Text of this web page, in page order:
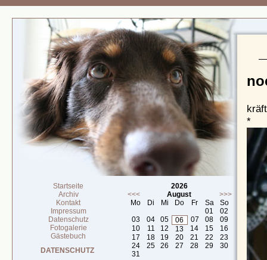
Startseite
Archiv
Kontakt
Impressum
Datenschutz
Fotogalerie
Gästebuch
DATENSCHUTZ
2026
<<<
August
>>>
Mo
Di Mi Do Fr Sa
So
01
02
03
04 05 06 07 08
09
10
11 12 13 14 15
16
17
18 19 20 21 22
23
24
25 26 27 28 29
30
31
*